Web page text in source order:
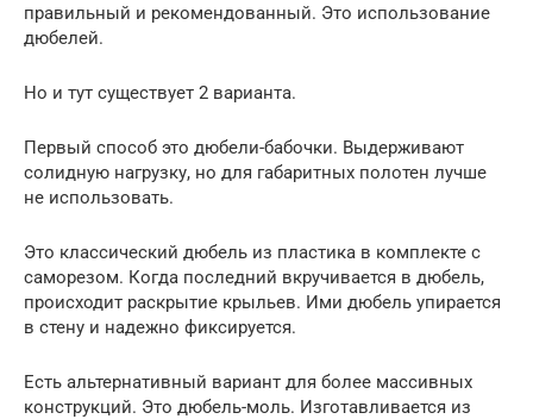
правильный и рекомендованный. Это использование
дюбелей.
Но и тут существует 2 варианта.
Первый способ это дюбели-бабочки. Выдерживают
солидную нагрузку, но для габаритных полотен лучше
не использовать.
Это классический дюбель из пластика в комплекте с
саморезом. Когда последний вкручивается в дюбель,
происходит раскрытие крыльев. Ими дюбель упирается
в стену и надежно фиксируется.
Есть альтернативный вариант для более массивных
конструкций. Это дюбель-моль. Изготавливается из